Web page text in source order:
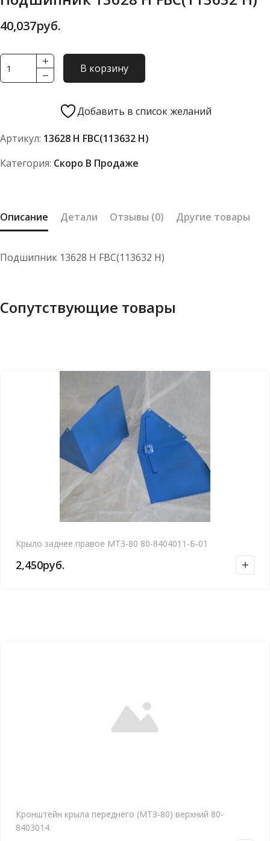
40,037руб.
Количество
товара
FBC(113632
В корзину
Добавить в список желаний
Артикул: 13628 Н FBC(113632 Н)
Категория: Скоро В Продаже
Описание Детали Отзывы (0) Другие товары
Подшипник 13628 Н FBC(113632 Н)
Сопутствующие товары
Крыло заднее правое МТЗ-80 80-8404011-Б-01
2,450руб.
Кронштейн крыла переднего (МТЗ-80) верхний 80-
8403014